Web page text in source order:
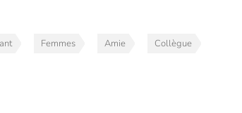
Femmes Amie Collègue